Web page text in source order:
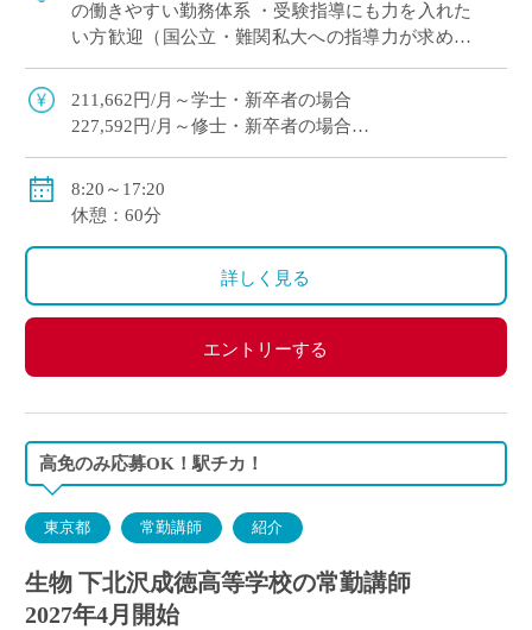
の働きやすい勤務体系 ・受験指導にも力を入れた
い方歓迎（国公立・難関私大への指導力が求めら
211,662円/月～学士・新卒者の場合
227,592円/月～修士・新卒者の場合
●その他手当：扶養手当・職務手当・役職手当
●保険等：私学共済、労災保険、雇用保険
8:20～17:20
休憩：60分
詳しく見る
エントリーする
高免のみ応募OK！駅チカ！
東京都 常勤講師 紹介
生物 下北沢成徳高等学校の常勤講師
2027年4月開始